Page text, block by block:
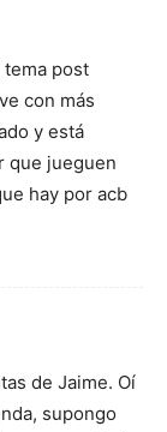
post
con más
y está
que jueguen
hay por acb
de Jaime. Oí
supongo